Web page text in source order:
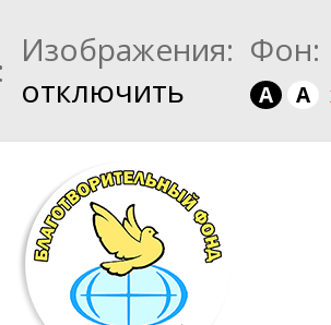
Изображения:
отключить
Фон:
A A